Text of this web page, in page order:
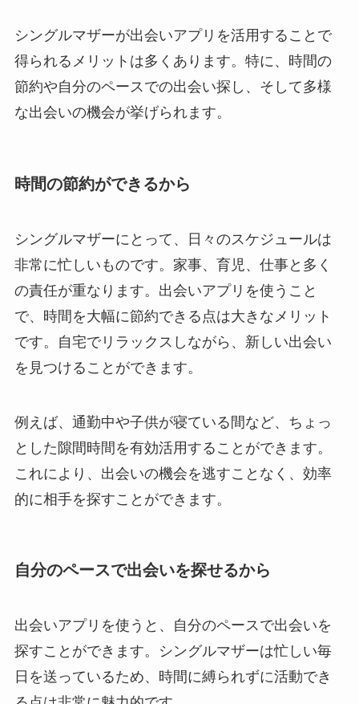
シングルマザーが出会いアプリを活用することで
得られるメリットは多くあります。特に、時間の
節約や自分のペースでの出会い探し、そして多様
な出会いの機会が挙げられます。
時間の節約ができるから
シングルマザーにとって、日々のスケジュールは
非常に忙しいものです。家事、育児、仕事と多く
の責任が重なります。出会いアプリを使うこと
で、時間を大幅に節約できる点は大きなメリット
です。自宅でリラックスしながら、新しい出会い
を見つけることができます。
例えば、通勤中や子供が寝ている間など、ちょっ
とした隙間時間を有効活用することができます。
これにより、出会いの機会を逃すことなく、効率
的に相手を探すことができます。
自分のペースで出会いを探せるから
出会いアプリを使うと、自分のペースで出会いを
探すことができます。シングルマザーは忙しい毎
日を送っているため、時間に縛られずに活動でき